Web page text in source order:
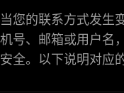
当您的联系方式发生
机号、邮箱或用户名
安全。以下说明对应